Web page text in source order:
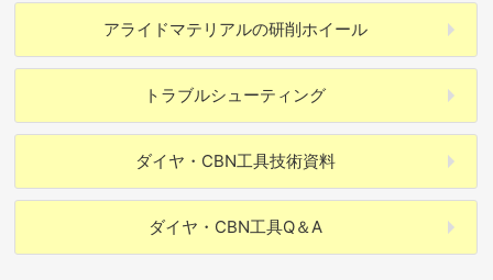
アライドマテリアルの研削ホイール
トラブルシューティング
ダイヤ・CBN工具技術資料
ダイヤ・CBN工具Q＆A